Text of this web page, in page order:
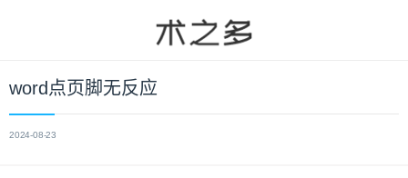
word点页脚无反应
2024-08-23